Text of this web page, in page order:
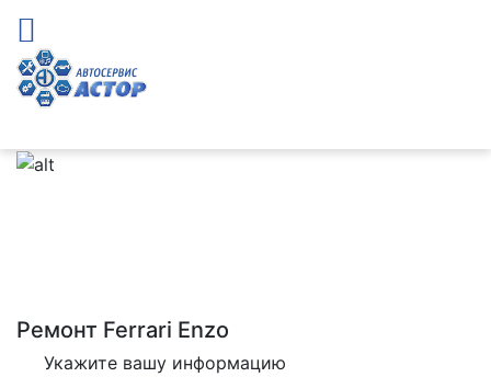
Ремонт Ferrari Enzo
Укажите вашу информацию